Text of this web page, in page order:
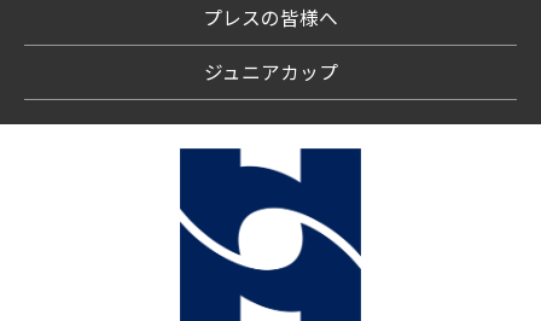
プレスの皆様へ
ジュニアカップ